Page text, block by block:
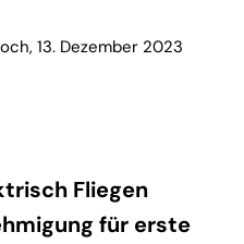
13. Dezember 2023
Fliegen
für erste